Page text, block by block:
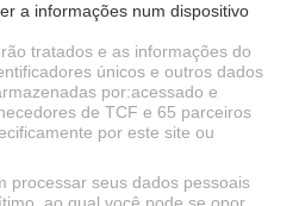
de remendo da fibra
Atenuador da fibra
a informações num dispositivo
tratados e as informações do
únicos e outros dados
por:acessado e
de TCF e 65 parceiros
por este site ou
processar seus dados pessoais